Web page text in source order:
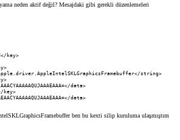
neden aktif değil? Mesajdaki gibi gerekli düzenlemeleri
key>
string>
data>
key>
data>
ben bu kexti silip kuruluma ulaşmıştım